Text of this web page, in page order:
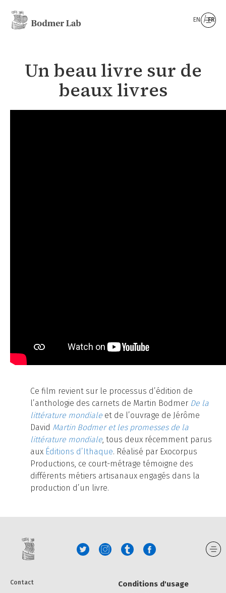
EN FR
Un beau livre sur de
beaux livres
Ce film revient sur le processus d’édition de
l’anthologie des carnets de Martin Bodmer De la
littérature mondiale et de l’ouvrage de Jérôme
David Martin Bodmer et les promesses de la
littérature mondiale, tous deux récemment parus
aux Éditions d’Ithaque. Réalisé par Exocorpus
Productions, ce court-métrage témoigne des
différents métiers artisanaux engagés dans la
production d’un livre.
Contact
Conditions d'usage